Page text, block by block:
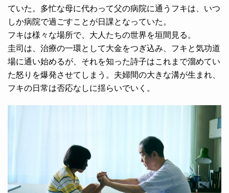
ていた。多忙な母に代わって父の病院に通うフキは、いつ
しか病院で過ごすことが日課となっていた。
フキは様々な場所で、大人たちの世界を垣間見る。
圭司は、治療の一環として大金をつぎ込み、フキと気功道
場に通い始めるが、それを知った詩子はこれまで溜めてい
た怒りを爆発させてしまう。夫婦間の大きな溝が生まれ、
フキの日常は否応なしに揺らいでいく。